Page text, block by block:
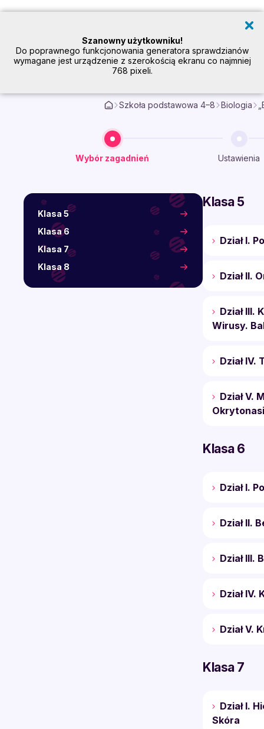
Szanowny użytkowniku!
Do poprawnego funkcjonowania generatora sprawdzianów
wymagane jest urządzenie z szerokością ekranu co najmniej
768 pixeli.
Szkoła podstawowa 4–8 Biologia
Wybór zagadnień Ustawienia
Klasa 5
Klasa 6
Klasa 7
Klasa 8
Klasa 5
Dział I.
Dział II.
Dział
Wirusy.
Dział
Dział V.
Klasa 6
Dział I.
Dział II.
Dział III.
Dział IV.
Dział V.
Klasa 7
Dział I.
Skóra